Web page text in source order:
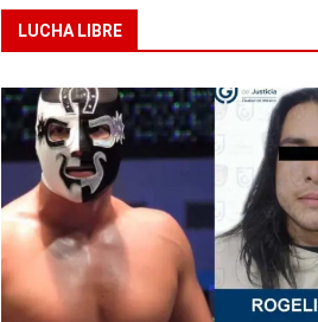
LUCHA LIBRE